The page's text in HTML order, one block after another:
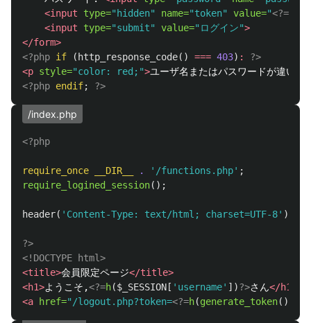
<input
type="hidden" name="token" value="<?=
<input
type="submit" value="ログイン">
</form>
<?php if ( http_response_code() === 403) :
?>
<p style="color: red;">ユーザ名またはパスワードが違いま
<?php endif; ?>
/index.php
<?php
require_once __DIR__ . '/functions.php' ;
require_logined_session();
header( 'Content-Type: text/html; charset=UTF-8' );
?>
<!DOCTYPE html>
<title>会員限定ページ</title>
<h1>ようこそ,<?=h($_SESSION [ 'username' ])?>さん</h1>
<a
href="/logout.php?token=<?=h(generate_token())